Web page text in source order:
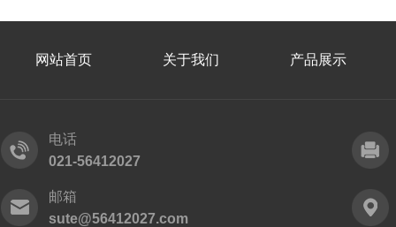
网站首页 关于我们 产品展示
电话
021-56412027
邮箱
sute@56412027.com